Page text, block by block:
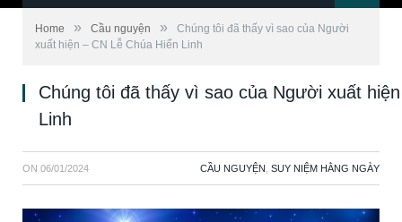
Home » Cầu nguyện »
Chúng tôi đã thấy vì sao của Người
xuất hiện – CN Lễ Chúa Hiển Linh
Chúng tôi đã thấy vì sao của Người xuất
Linh
ON 06/01/2024 CẦU NGUYỆN SUY NIỆM HẰNG NGÀY